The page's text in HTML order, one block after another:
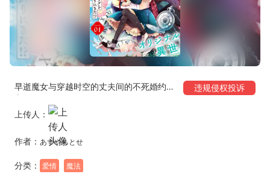
早逝魔女与穿越时空的丈夫间的不死婚约
之证
违规侵权投诉
上传人：
作者： あずやちとせ
分类： 爱情 魔法